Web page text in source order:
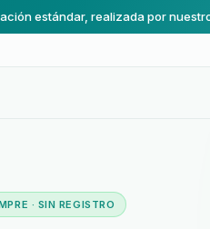
estándar, realizada por
· SIN REGISTRO